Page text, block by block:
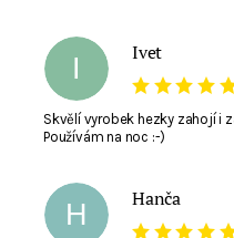
I
Ivet
Skvělí vyrobek hezky zahojí i
Používám na noc :-)
H
Hanča